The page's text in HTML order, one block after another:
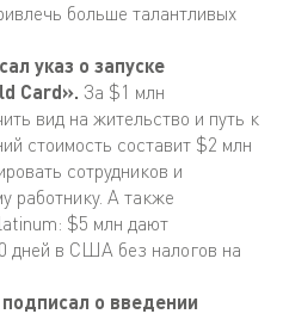
больше талантливых
указ о запуске
Card». За $1 млн
вид на жительство и путь к
стоимость составит $2 млн
сотрудников и
работнику. А также
$5 млн дают
дней в США без налогов на
о введении